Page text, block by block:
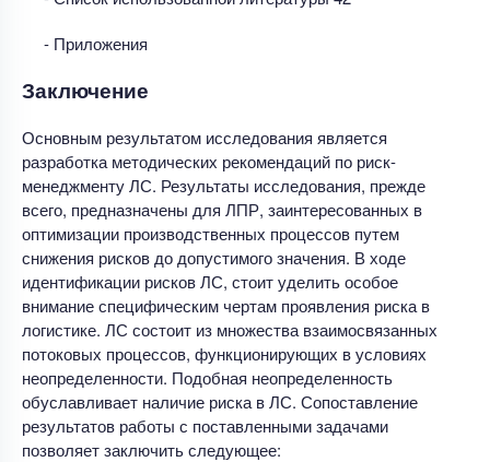
- Приложения
Заключение
Основным результатом исследования является
разработка методических рекомендаций по риск-
менеджменту ЛС. Результаты исследования, прежде
всего, предназначены для ЛПР, заинтересованных в
оптимизации производственных процессов путем
снижения рисков до допустимого значения. В ходе
идентификации рисков ЛС, стоит уделить особое
внимание специфическим чертам проявления риска в
логистике. ЛС состоит из множества взаимосвязанных
потоковых процессов, функционирующих в условиях
неопределенности. Подобная неопределенность
обуславливает наличие риска в ЛС. Сопоставление
результатов работы с поставленными задачами
позволяет заключить следующее: